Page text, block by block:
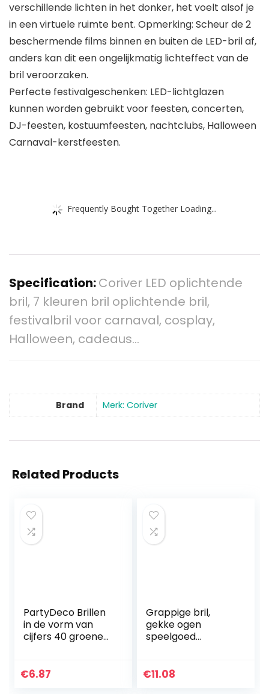
verschillende lichten in het donker, het voelt alsof je
in een virtuele ruimte bent. Opmerking: Scheur de 2
beschermende films binnen en buiten de LED-bril af,
anders kan dit een ongelijkmatig lichteffect van de
bril veroorzaken.
Perfecte festivalgeschenken: LED-lichtglazen
kunnen worden gebruikt voor feesten, concerten,
DJ-feesten, kostuumfeesten, nachtclubs, Halloween
Carnaval-kerstfeesten.
Frequently Bought Together Loading...
Specification:Coriver LED oplichtende
bril, 7 kleuren bril oplichtende bril,
festivalbril voor carnaval, cosplay,
Halloween, cadeaus…
Brand Merk: Coriver
Related Products
PartyDeco Brillen
in de vorm van
cijfers 40 groene
ronde verjaardag,
€6.87
Grappige bril,
gekke ogen
speelgoed
bril speelgoed
€11.08